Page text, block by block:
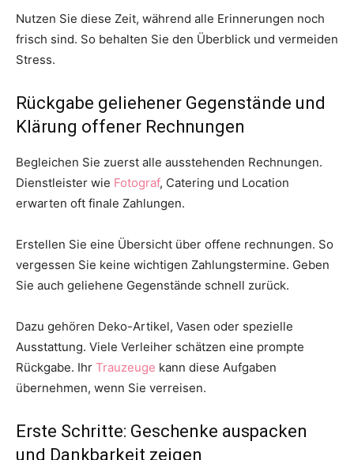
Nutzen Sie diese Zeit, während alle Erinnerungen noch
frisch sind. So behalten Sie den Überblick und vermeiden
Stress.
Rückgabe geliehener Gegenstände und
Klärung offener Rechnungen
Begleichen Sie zuerst alle ausstehenden Rechnungen.
Dienstleister wie Fotograf, Catering und Location
erwarten oft finale Zahlungen.
Erstellen Sie eine Übersicht über offene rechnungen. So
vergessen Sie keine wichtigen Zahlungstermine. Geben
Sie auch geliehene Gegenstände schnell zurück.
Dazu gehören Deko-Artikel, Vasen oder spezielle
Ausstattung. Viele Verleiher schätzen eine prompte
Rückgabe. Ihr Trauzeuge kann diese Aufgaben
übernehmen, wenn Sie verreisen.
Erste Schritte: Geschenke auspacken
und Dankbarkeit zeigen